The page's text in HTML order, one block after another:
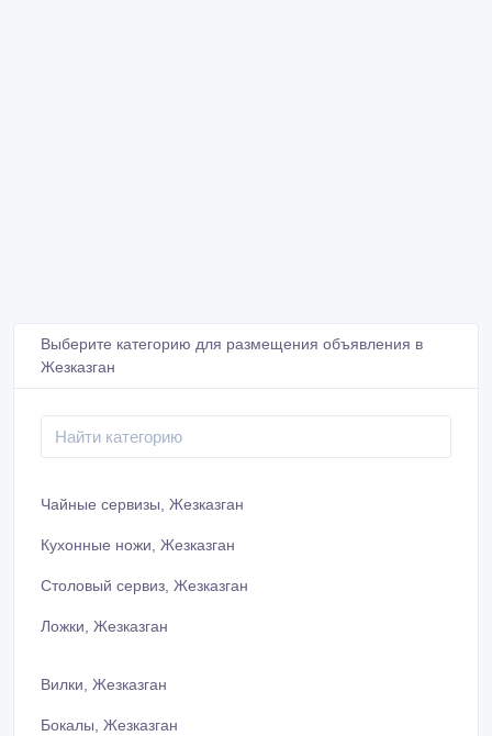
Выберите категорию для размещения объявления в
Жезказган
Чайные сервизы, Жезказган
Кухонные ножи, Жезказган
Столовый сервиз, Жезказган
Ложки, Жезказган
Вилки, Жезказган
Бокалы, Жезказган